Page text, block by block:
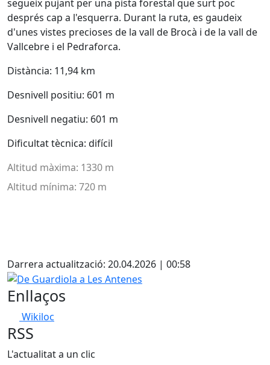
segueix pujant per una pista forestal que surt poc
després cap a l'esquerra. Durant la ruta, es gaudeix
d'unes vistes precioses de la vall de Brocà i de la vall de
Vallcebre i el Pedraforca.
Distància: 11,94 km
Desnivell positiu: 601 m
Desnivell negatiu: 601 m
Dificultat tècnica: difícil
Altitud màxima: 1330 m
Altitud mínima: 720 m
Darrera actualització: 20.04.2026 | 00:58
De Guardiola a Les Antenes
Enllaços
Wikiloc
RSS
L'actualitat a un clic